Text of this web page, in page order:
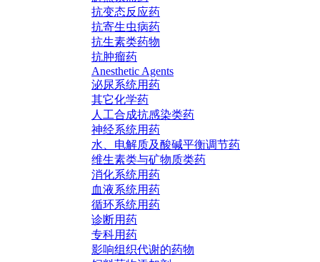
抗变态反应药
抗寄生虫病药
抗生素类药物
抗肿瘤药
Anesthetic Agents
泌尿系统用药
其它化学药
人工合成抗感染类药
神经系统用药
水、电解质及酸碱平衡调节药
维生素类与矿物质类药
消化系统用药
血液系统用药
循环系统用药
诊断用药
专科用药
影响组织代谢的药物